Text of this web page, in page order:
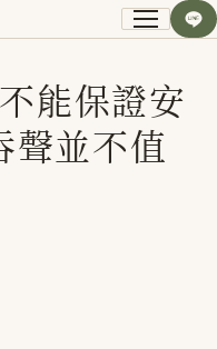
能保證安
聲並不值